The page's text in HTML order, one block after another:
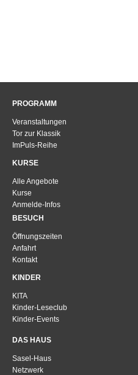
PROGRAMM
Veranstaltungen
Tor zur Klassik
ImPuls-Reihe
KURSE
Alle Angebote
Kurse
Anmelde-Infos
BESUCH
Öffnungszeiten
Anfahrt
Kontakt
KINDER
KITA
Kinder-Leseclub
Kinder-Events
DAS HAUS
Sasel-Haus
Netzwerk